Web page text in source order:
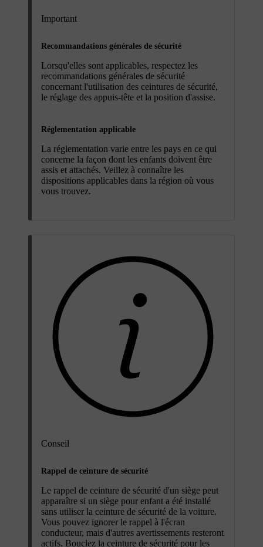
Important
Recommandations générales de sécurité
Lorsqu'elles sont applicables, respectez les
recommandations générales de sécurité
concernant l'utilisation des ceintures de sécurité,
le réglage des appuis-tête et la position d'assise.
Réglementation applicable
La réglementation varie entre les pays en ce qui
concerne la façon dont les enfants doivent être
assis et attachés. Veillez à connaître les
dispositions applicables dans la région où vous
vous trouvez.
Conseil
Rappel de ceinture de sécurité
Le rappel de ceinture de sécurité d'un siège peut
apparaître si un siège pour enfant a été installé
sans utiliser la ceinture de sécurité de la voiture.
Vous pouvez ignorer le rappel à l'écran
conducteur, mais d'autres avertissements resteront
actifs. Bouclez la ceinture de sécurité pour les